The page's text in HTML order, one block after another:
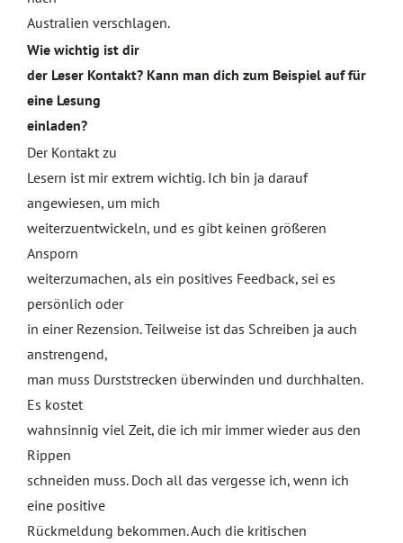
Australien verschlagen.
Wie wichtig ist dir
der Leser Kontakt? Kann man dich zum Beispiel auf für
eine Lesung
einladen?
Der Kontakt zu
Lesern ist mir extrem wichtig. Ich bin ja darauf
angewiesen, um mich
weiterzuentwickeln, und es gibt keinen größeren
Ansporn
weiterzumachen, als ein positives Feedback, sei es
persönlich oder
in einer Rezension. Teilweise ist das Schreiben ja auch
anstrengend,
man muss Durststrecken überwinden und durchhalten.
Es kostet
wahnsinnig viel Zeit, die ich mir immer wieder aus den
Rippen
schneiden muss. Doch all das vergesse ich, wenn ich
eine positive
Rückmeldung bekommen. Auch die kritischen